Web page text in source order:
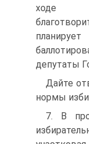
ходе
депутаты
Дайте
нормы
7. В